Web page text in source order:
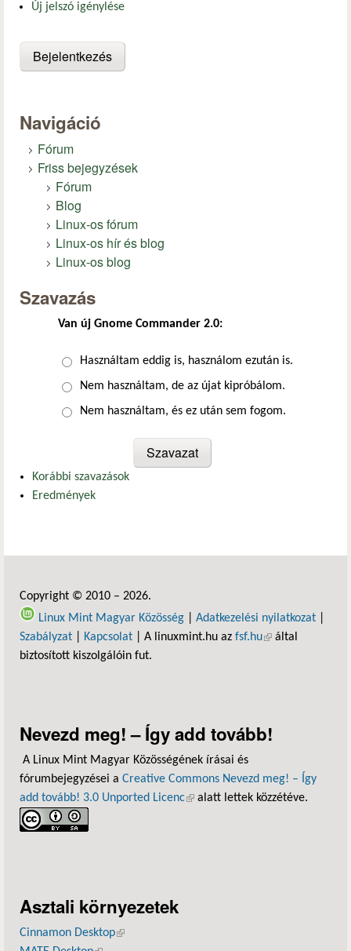
Új jelszó igénylése
Navigáció
Fórum
Friss bejegyzések
Fórum
Blog
Linux-os fórum
Linux-os hír és blog
Linux-os blog
Szavazás
Van új Gnome Commander 2.0:
Választások
Használtam eddig is, használom ezután is.
Nem használtam, de az újat kipróbálom.
Nem használtam, és ez után sem fogom.
Korábbi szavazások
Eredmények
Copyright © 2010 – 2026.
Linux Mint Magyar Közösség
Adatkezelési nyilatkozat
Szabályzat
Kapcsolat | A linuxmint.hu az fsf.hu(külső hivatkozás)
által
biztosított kiszolgálóin fut.
Nevezd meg! – Így add tovább!
A Linux Mint Magyar Közösségének írásai és
fórumbejegyzései a Creative Commons Nevezd meg! – Így
add tovább! 3.0 Unported Licenc(külső hivatkozás)
alatt lettek közzétéve.
Asztali környezetek
Cinnamon Desktop(külső hivatkozás)